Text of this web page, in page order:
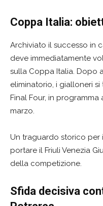
Coppa Italia:
Archiviato il successo in
deve immediatamente
sulla Coppa Italia. Dopo
eliminatorio, i gialloneri
Final Four, in
marzo.
Un traguardo storico per
portare il Friuli Venezia
della competizione.
Sfida decisiva